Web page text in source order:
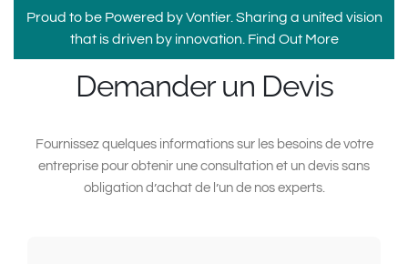
Brazil
Português
English
Español
Srpski
Suomi
Svenska
Middle East and Africa
Asia Pacific
Australia
Proud to be Powered by Vontier. Sharing a united vision
that is driven by innovation. Find Out More
Demander un Devis
Fournissez quelques informations sur les besoins de votre
entreprise pour obtenir une consultation et un devis sans
obligation d’achat de l’un de nos experts.